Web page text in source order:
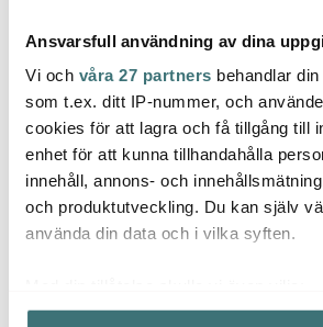
Ansvarsfull användning av dina
Vi och våra 27 partners behandlar
som t.ex. ditt IP-nummer, och
cookies för att lagra och få tillgång till
enhet för att kunna tillhandahålla
innehåll, annons- och
och produktutveckling. Du kan själv
använda din data och i vilka syften.
Samla in information om din
Orrefors
Precious Skål 16 cm
1138 kr 1500 kr
Orrefors
More
pack Klar
449 kr